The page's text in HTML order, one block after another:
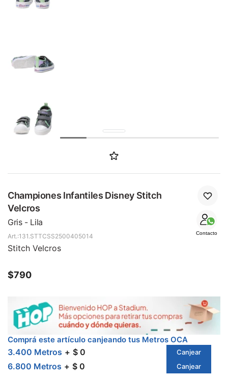
Championes Infantiles Disney Stitch
Velcros
Gris - Lila
Contacto
131.STTCSS2500405014
Stitch Velcros
$790
Comprá este artículo canjeando tus Metros OCA
3.400 Metros $ 0 Canjear
6.800 Metros $ 0 Canjear